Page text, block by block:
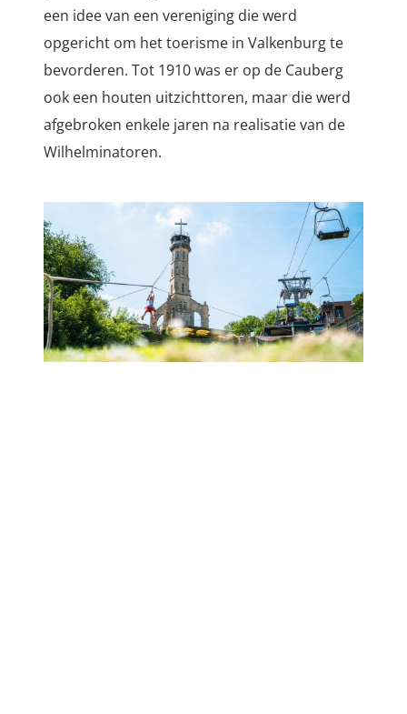
een idee van een vereniging die werd
opgericht om het toerisme in Valkenburg te
bevorderen. Tot 1910 was er op de Cauberg
ook een houten uitzichttoren, maar die werd
afgebroken enkele jaren na realisatie van de
Wilhelminatoren.